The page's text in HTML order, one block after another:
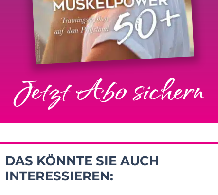
Jetzt Abo sichern
DAS KÖNNTE SIE AUCH
INTERESSIEREN: